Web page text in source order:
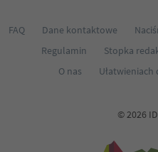
FAQ Dane kontaktowe
Regulamin
Stopka
O nas
Ułatwieniach
© 2026